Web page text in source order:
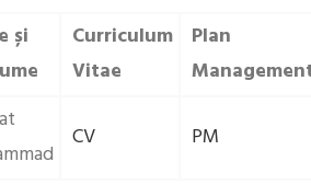
și
Curriculum
Vitae
Plan
CV PM